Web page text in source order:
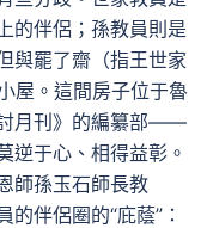
的伴侶；孫教員則是
與罷了齋（指王世家
屋。這間房子位于魯
月刊》的編纂部——
逆于心、相得益彰。
師孫玉石師長教
伴侶圈的“庇蔭”：